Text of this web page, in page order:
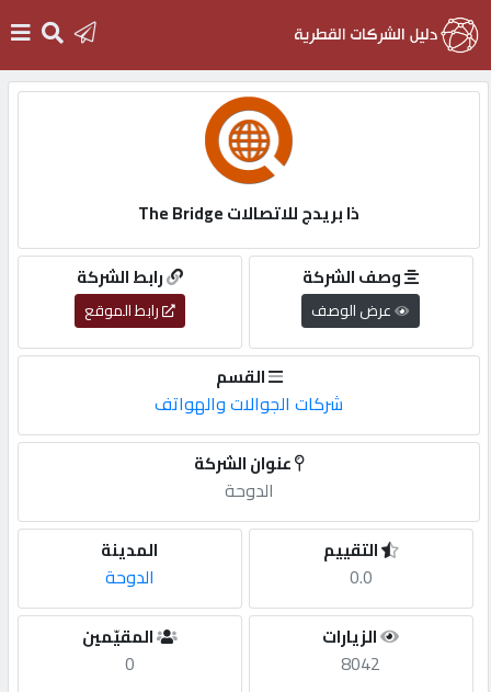
التسجيل
English
أضف
مطلوب
طلب
ذا بريدج للاتصالات The Bridge
رابط الشركة
رابط الموقع
وصف الشركة
عرض الوصف
القسم
شركات الجوالات والهواتف
عنوان الشركة
الدوحة
المدينة
الدوحة
التقييم
0.0
المقيّمين
0
الزيارات
8042